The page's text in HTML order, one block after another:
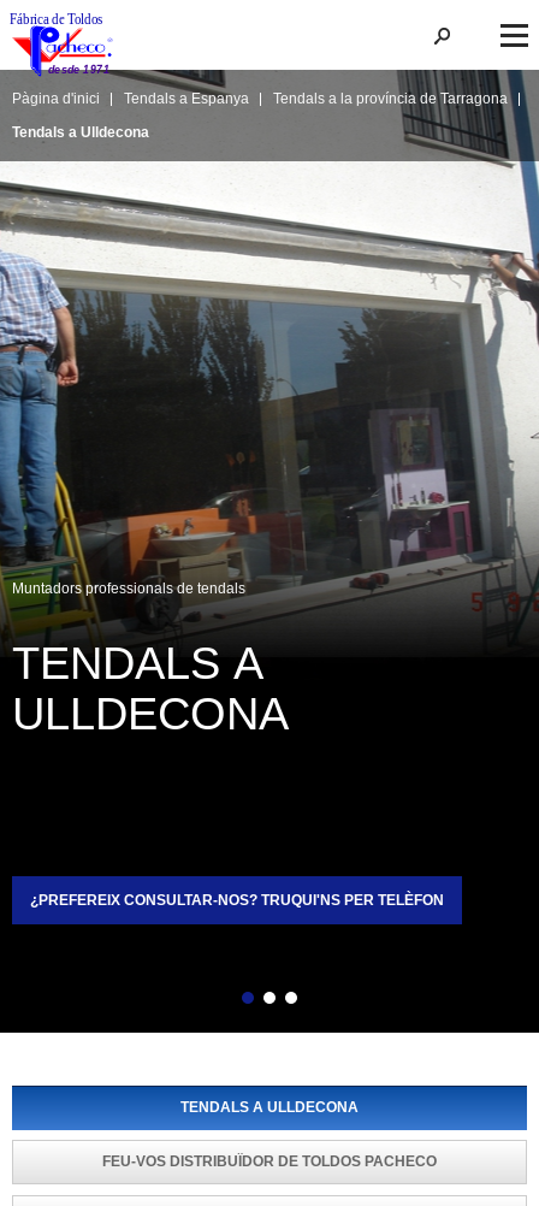
Pàgina d'inici Tendals a Espanya
Tendals a la província de Tarragona
Tendals a Ulldecona
Muntadors professionals de tendals
TENDALS A
ULLDECONA
¿PREFEREIX CONSULTAR-NOS? TRUQUI'NS PER TELÈFON
Següent
TENDALS A ULLDECONA
FEU-VOS DISTRIBUÏDOR DE TOLDOS PACHECO